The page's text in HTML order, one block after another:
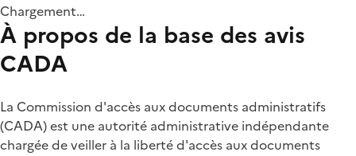
Chargement…
À propos de la base des avis
CADA
La Commission d'accès aux documents administratifs
(CADA) est une autorité administrative indépendante
chargée de veiller à la liberté d'accès aux documents